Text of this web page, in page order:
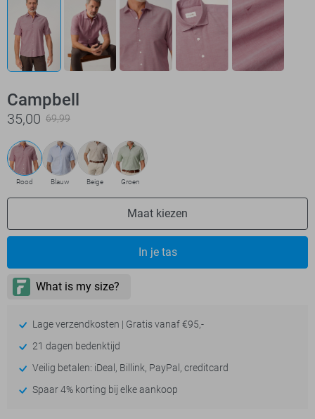
Campbell
35,00 69,99
Rood Blauw Beige Groen
Maat kiezen
In je tas
Lage verzendkosten | Gratis vanaf €95,-
21 dagen bedenktijd
Veilig betalen: iDeal, Billink, PayPal, creditcard
Spaar 4% korting bij elke aankoop